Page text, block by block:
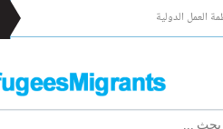
العمل الدولية